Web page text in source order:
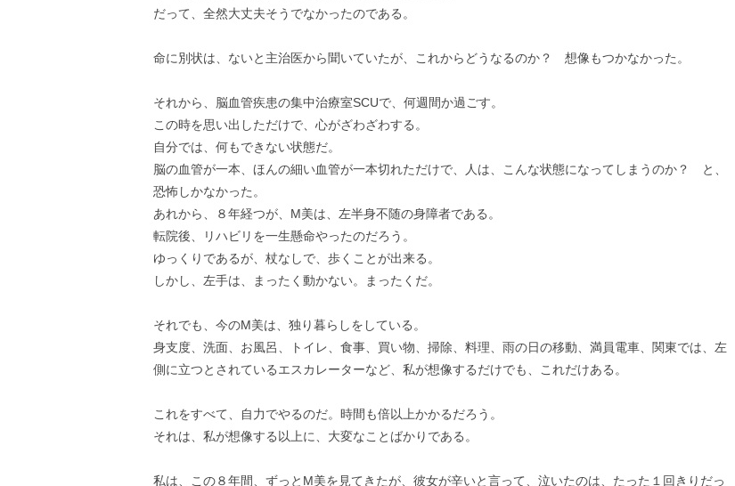
だって、全然大丈夫そうでなかったのである。
命に別状は、ないと主治医から聞いていたが、これからどうなるのか？ 想像もつかなかった。
それから、脳血管疾患の集中治療室SCUで、何週間か過ごす。
この時を思い出しただけで、心がざわざわする。
自分では、何もできない状態だ。
脳の血管が一本、ほんの細い血管が一本切れただけで、人は、こんな状態になってしまうのか？ と、
恐怖しかなかった。
あれから、８年経つが、M美は、左半身不随の身障者である。
転院後、リハビリを一生懸命やったのだろう。
ゆっくりであるが、杖なしで、歩くことが出来る。
しかし、左手は、まったく動かない。まったくだ。
それでも、今のM美は、独り暮らしをしている。
身支度、洗面、お風呂、トイレ、食事、買い物、掃除、料理、雨の日の移動、満員電車、関東では、左
側に立つとされているエスカレーターなど、私が想像するだけでも、これだけある。
これをすべて、自力でやるのだ。時間も倍以上かかるだろう。
それは、私が想像する以上に、大変なことばかりである。
私は、この８年間、ずっとM美を見てきたが、彼女が辛いと言って、泣いたのは、たった１回きりだっ